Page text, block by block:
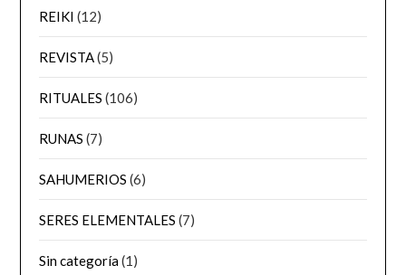
REIKI (12)
REVISTA(5)
RITUALES (106)
RUNAS (7)
SAHUMERIOS (6)
SERES ELEMENTALES (7)
Sin categoría(1)